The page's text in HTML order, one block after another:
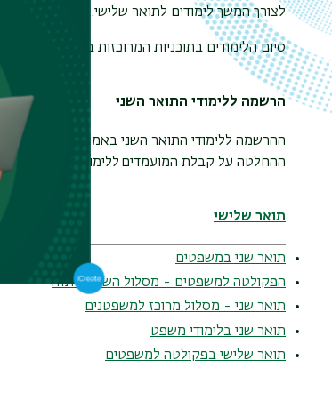
לצורך המשך לימודים לתואר שלישי.
סיום הלימודים בתוכניות המרוכזות בלימודי
הרשמה ללימודי התואר השני
ההרשמה ללימודי התואר השני באמצעות בית הספר
ההחלטה על קבלת המועמדים ללימודי התואר
תואר שלישי
תואר שני במשפטים
הפקולטה למשפטים - מסלול השלמת תזה
תואר שני - מסלול מרוכז למשפטנים
תואר שני בלימודי משפט
תואר שלישי בפקולטה למשפטים